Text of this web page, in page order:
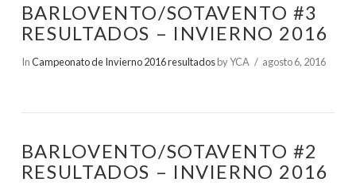
BARLOVENTO/SOTAVENTO #3
RESULTADOS – INVIERNO 2016
InCampeonato de Invierno 2016 resultadosby YCA agosto 6, 2016
BARLOVENTO/SOTAVENTO #2
RESULTADOS – INVIERNO 2016